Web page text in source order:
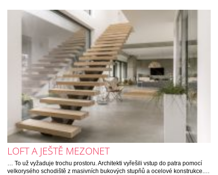
LOFT A JEŠTĚ MEZONET
… To už vyžaduje trochu prostoru. Architekti vyřešili vstup do patra pomocí
velkorysého schodiště z masivních bukových stupňů a ocelové konstrukce.…